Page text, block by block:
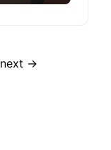
next →